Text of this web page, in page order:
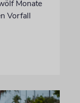
Monate
Vorfall